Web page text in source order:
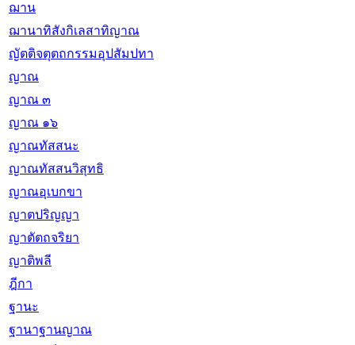
ฌาน
ฌานาทิสังกิเลสาทิญาณ
ญัตติจตุตถกรรมอุปสัมปทา
ญาณ
ญาณ ๓
ญาณ ๑๖
ญาณทัสสนะ
ญาณทัสสนวิสุทธิ
ญาณอุเบกขา
ญาตปริญญา
ญาตัตถจริยา
ญาติพลี
ฎีกา
ฐานะ
ฐานาฐานญาณ